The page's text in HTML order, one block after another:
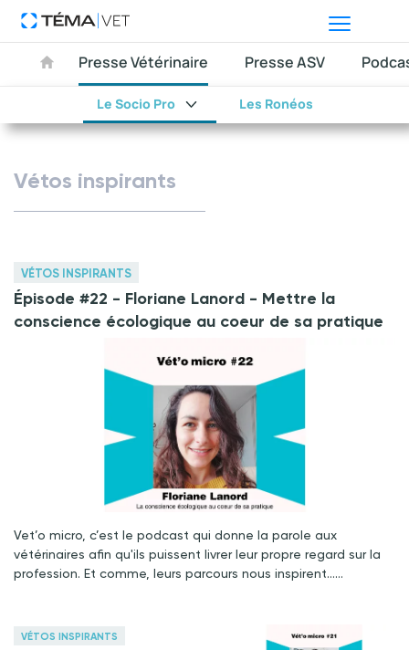
Presse Vétérinaire
Le Socio Pro Les Ronéos
Presse ASV
Vétos inspirants
VÉTOS INSPIRANTS
Épisode #22 - Floriane Lanord - Mettre la
conscience écologique au coeur de sa pratique
Vet’o micro, c’est le podcast qui donne la parole aux
vétérinaires afin qu'ils puissent livrer leur propre regard sur la
profession. Et comme, leurs parcours nous inspirent……
VÉTOS INSPIRANTS